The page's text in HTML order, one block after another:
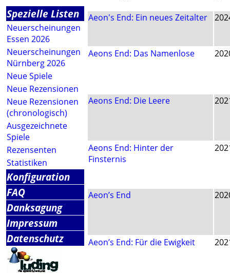
Spezielle Listen
Neuerscheinungen
Essen 2026
Neuerscheinungen
Nürnberg 2026
Neue Spiele
Neue Rezensionen
Neue Rezensionen
(chronologisch)
Ausgezeichnete
Spiele
Rezensenten
Statistiken
Konfiguration
FAQ
Danksagung
Impressum
Datenschutz
Aeon's End: Ein neues Zeitalter
Aeons End: Das Namenlose
Aeons End: Die Leere
Aeons End: Hinter der
Finsternis
Aeon’s End
Aeon’s End: Für die Ewigkeit